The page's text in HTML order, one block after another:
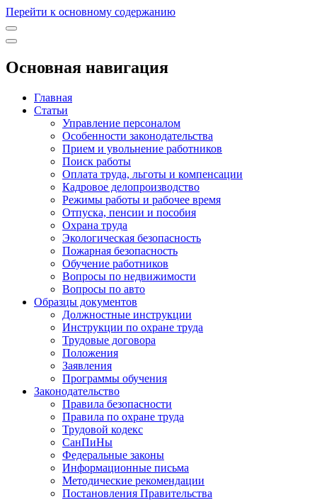
Перейти к основному содержанию
Основная навигация
Главная
Статьи
Управление персоналом
Особенности законодательства
Прием и увольнение работников
Поиск работы
Оплата труда, льготы и компенсации
Кадровое делопроизводство
Режимы работы и рабочее время
Отпуска, пенсии и пособия
Охрана труда
Экологическая безопасность
Пожарная безопасность
Обучение работников
Вопросы по недвижимости
Вопросы по авто
Образцы документов
Должностные инструкции
Инструкции по охране труда
Трудовые договора
Положения
Заявления
Программы обучения
Законодательство
Правила безопасности
Правила по охране труда
Трудовой кодекс
СанПиНы
Федеральные законы
Информационные письма
Методические рекомендации
Постановления Правительства